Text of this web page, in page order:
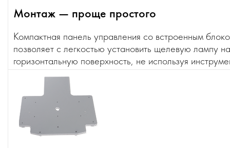
Монтаж — проще простого
Компактная панель управления со встроенным
позволяет с легкостью установить щелевую лампу
горизонтальную поверхность, не используя